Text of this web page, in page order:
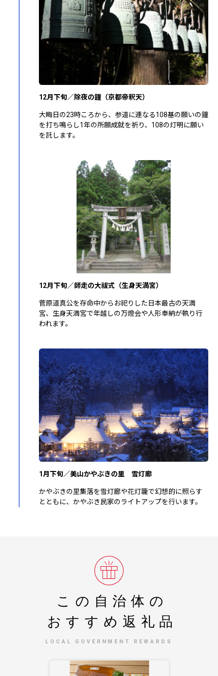
12月下旬／除夜の鐘（京都帝釈天）
大晦日の23時ころから、参道に連なる108基の願いの鐘
を打ち鳴らし1年の所願成就を祈り、108の灯明に願い
を託します。
12月下旬／師走の大祓式（生身天満宮）
菅原道真公を存命中からお祀りした日本最古の天満
宮、生身天満宮で年越しの万燈会や人形奉納が執り行
われます。
1月下旬／美山かやぶきの里 雪灯廊
かやぶきの里集落を雪灯廊や花灯籠で幻想的に照らす
とともに、かやぶき民家のライトアップを行います。
この自治体の
おすすめ返礼品
LOCAL GOVERNMENT REWARDS